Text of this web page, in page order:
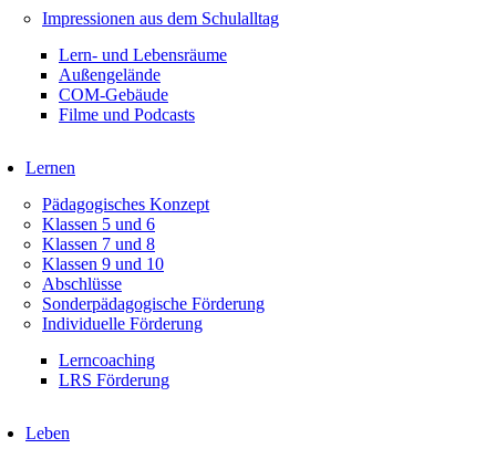
Impressionen aus dem Schulalltag
Lern- und Lebensräume
Außengelände
COM-Gebäude
Filme und Podcasts
Lernen
Pädagogisches Konzept
Klassen 5 und 6
Klassen 7 und 8
Klassen 9 und 10
Abschlüsse
Sonderpädagogische Förderung
Individuelle Förderung
Lerncoaching
LRS Förderung
Leben